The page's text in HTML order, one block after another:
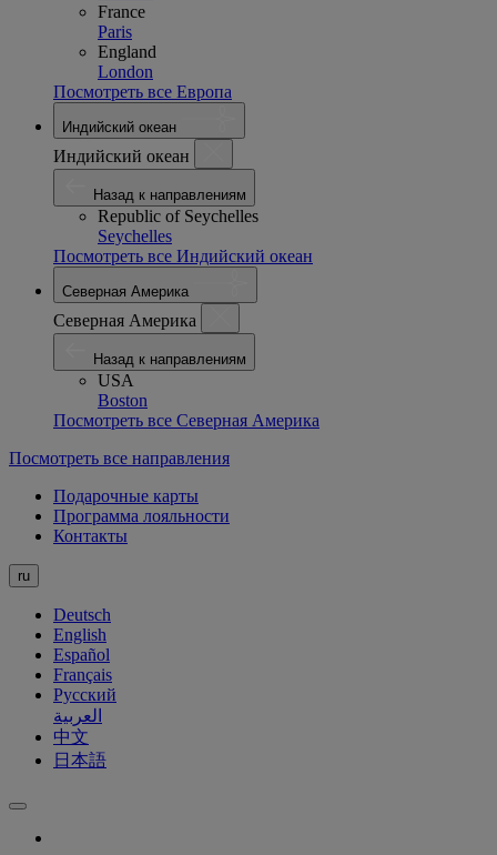
France
Paris
England
London
Посмотреть все Европа
Индийский океан
Индийский океан
Назад к направлениям
Republic of Seychelles
Seychelles
Посмотреть все Индийский океан
Северная Америка
Северная Америка
Назад к направлениям
USA
Boston
Посмотреть все Северная Америка
Посмотреть все направления
Подарочные карты
Программа лояльности
Контакты
ru
Deutsch
English
Español
Français
Русский
العربية
中文
日本語